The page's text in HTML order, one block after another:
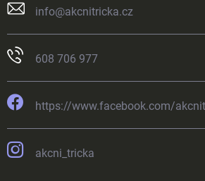
info@akcnitricka.cz
608 706 977
https://www.facebook.com/
akcni_tricka